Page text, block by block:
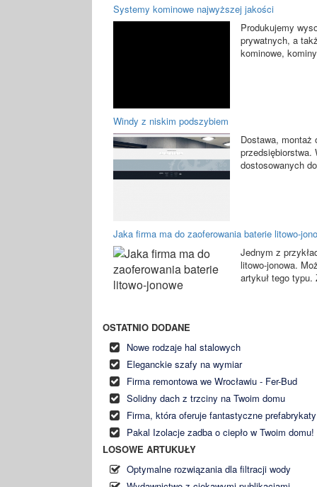
Systemy kominowe najwyższej jakości
Produkujemy
prywatnych, a
kominowe,
Windy z niskim podszybiem
Dostawa, montaż
przedsiębiorstwa.
dostosowanych
Jaka firma ma do zaoferowania baterie litowo-
Jednym z
litowo-jonowa.
artykuł tego
OSTATNIO DODANE
Nowe rodzaje hal stalowych
Eleganckie szafy na wymiar
Firma remontowa we Wrocławiu - Fer-Bud
Solidny dach z trzciny na Twoim domu
Firma, która oferuje fantastyczne prefabrykaty
Pakal Izolacje zadba o ciepło w Twoim domu!
LOSOWE ARTUKUŁY
Optymalne rozwiązania dla filtracji wody